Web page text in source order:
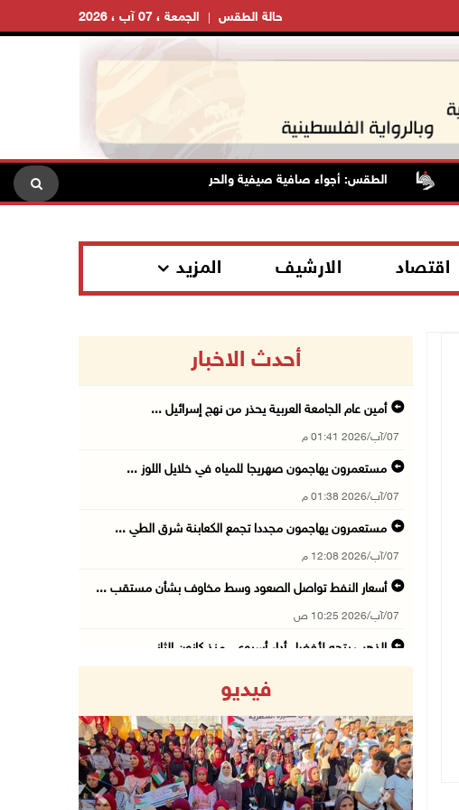
الجمعة ، 07 آب ، 2026 حالة الطقس
الطقس: أجواء صافية صيفية والحرارة حول معدلها العام
اقتصاد الارشيف المزيد
أحدث الاخبار
أمين عام الجامعة العربية يحذر من نهج إسرائيل ...
07/آب/2026 01:41 م
مستعمرون يهاجمون صهريجا للمياه في خلايل اللوز ...
07/آب/2026 01:38 م
مستعمرون يهاجمون مجددا تجمع الكعابنة شرق الطي ...
07/آب/2026 12:08 م
أسعار النفط تواصل الصعود وسط مخاوف بشأن مستقب ...
07/آب/2026 10:25 ص
الذهب يتجه لأفضل أداء أسبوعي منذ كانون الثاني
07/آب/2026 09:06 ص
مستعمرون بحماية قوات الاحتلال يقتحمون برك سلي ...
07/آب/2026 08:39 ص
فيديو
Previous Next